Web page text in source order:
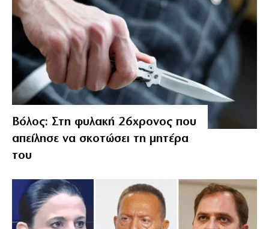
Βόλος: Στη φυλακή 26χρονος που
απείλησε να σκοτώσει τη μητέρα
του